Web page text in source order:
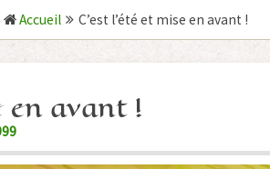
Accueil C’est l’été et mise en avant !
en avant !